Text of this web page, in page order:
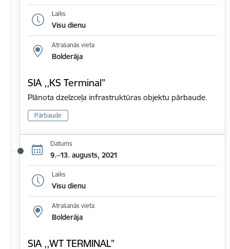
Laiks
Visu dienu
Atrašanās vieta
Bolderāja
SIA ,,KS Terminal”
Plānota dzelzceļa infrastruktūras objektu pārbaude.
Pārbaude
Datums
9.–13. augusts, 2021
Laiks
Visu dienu
Atrašanās vieta
Bolderāja
SIA ,,WT TERMINAL”